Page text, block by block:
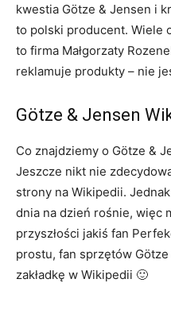
kwestia Götze & Jensen i
to polski producent. Wiele
to firma Małgorzaty
reklamuje produkty – nie
Götze & Jensen
Co znajdziemy o Götze &
Jeszcze nikt nie
strony na Wikipedii.
dnia na dzień rośnie, więc
przyszłości jakiś fan
prostu, fan sprzętów
zakładkę w Wikipedii 🙂